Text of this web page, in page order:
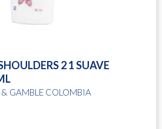
2 1 SUAVE
GAMBLE COLOMBIA